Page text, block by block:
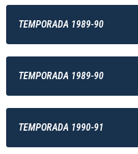
TEMPORADA 1989-90
TEMPORADA 1989-90
TEMPORADA 1990-91